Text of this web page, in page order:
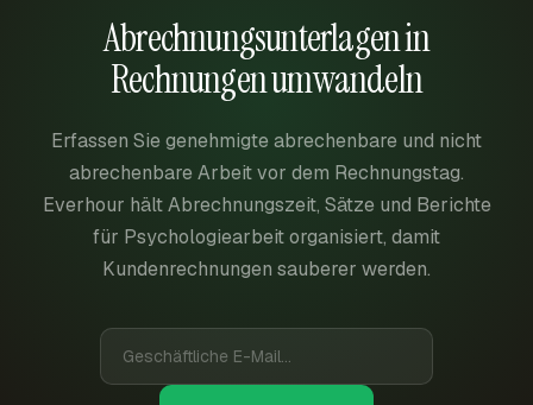
Abrechnungsunterlagen in
Rechnungen umwandeln
Erfassen Sie genehmigte abrechenbare und nicht
abrechenbare Arbeit vor dem Rechnungstag.
Everhour hält Abrechnungszeit, Sätze und Berichte
für Psychologiearbeit organisiert, damit
Kundenrechnungen sauberer werden.